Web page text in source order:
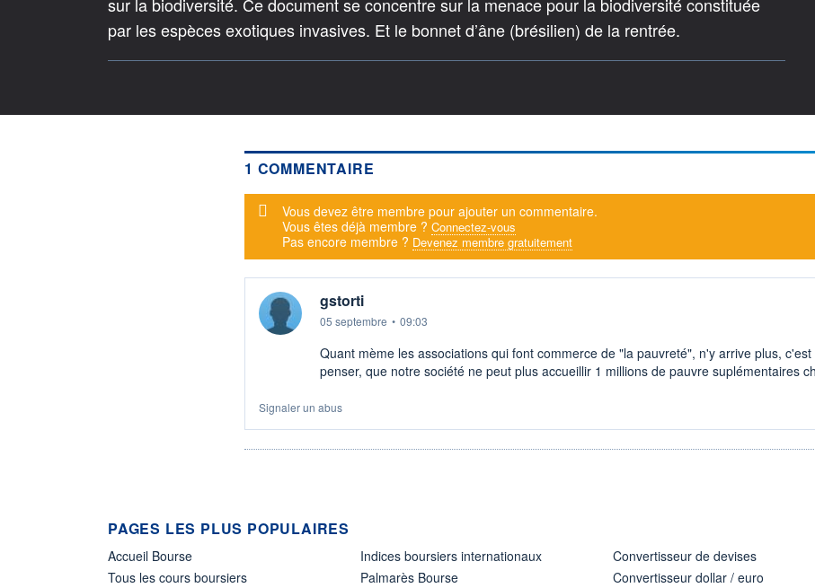
par les espèces exotiques invasives. Et le bonnet d’âne (brésilien) de la rentrée.
1 COMMENTAIRE
Message d'alerte
Vous devez être membre pour ajouter un commentaire.
Vous êtes déjà membre ? Connectez-vous
Pas encore membre ? Devenez membre gratuitement
gstorti
05 septembre • 09:03
Quant mème les associations qui font commerce de "la pauvreté", n'y arrive plus,
penser, que notre société ne peut plus accueillir 1 millions de pauvre suplémentaires
Signaler un abus
PAGES LES PLUS POPULAIRES
Accueil Bourse
Tous les cours boursiers
Indices boursiers internationaux
Palmarès Bourse
Convertisseur de devises
Convertisseur dollar / euro